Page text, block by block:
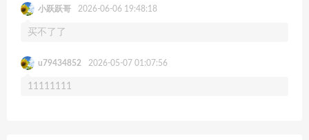
小跃跃哥 2026-06-06 19:48:18
买不了了
u79434852 2026-05-07 01:07:56
11111111